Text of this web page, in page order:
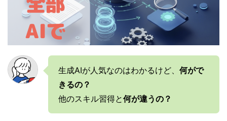
生成AIが人気なのはわかるけど、 何がで
きるの？
他のスキル習得と何が違うの？